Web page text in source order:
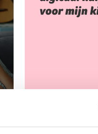
voor mijn